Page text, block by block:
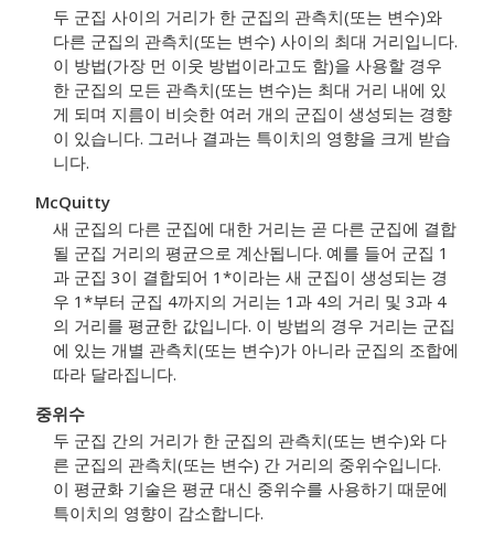
두 군집 사이의 거리가 한 군집의 관측치(또는 변수)와
다른 군집의 관측치(또는 변수) 사이의 최대 거리입니다.
이 방법(가장 먼 이웃 방법이라고도 함)을 사용할 경우
한 군집의 모든 관측치(또는 변수)는 최대 거리 내에 있
게 되며 지름이 비슷한 여러 개의 군집이 생성되는 경향
이 있습니다. 그러나 결과는 특이치의 영향을 크게 받습
니다.
McQuitty
새 군집의 다른 군집에 대한 거리는 곧 다른 군집에 결합
될 군집 거리의 평균으로 계산됩니다. 예를 들어 군집 1
과 군집 3이 결합되어 1*이라는 새 군집이 생성되는 경
우 1*부터 군집 4까지의 거리는 1과 4의 거리 및 3과 4
의 거리를 평균한 값입니다. 이 방법의 경우 거리는 군집
에 있는 개별 관측치(또는 변수)가 아니라 군집의 조합에
따라 달라집니다.
중위수
두 군집 간의 거리가 한 군집의 관측치(또는 변수)와 다
른 군집의 관측치(또는 변수) 간 거리의 중위수입니다.
이 평균화 기술은 평균 대신 중위수를 사용하기 때문에
특이치의 영향이 감소합니다.